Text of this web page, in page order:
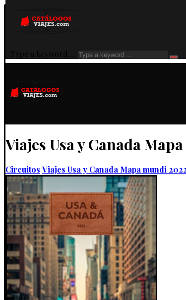
Type a keyword ...
Viajes Usa y Canada
Circuitos Viajes Usa y Canada Mapa mundi